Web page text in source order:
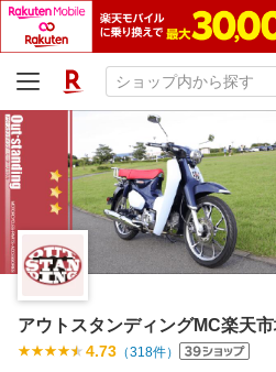
アウトスタンディングMC楽天
4.73 （318件）